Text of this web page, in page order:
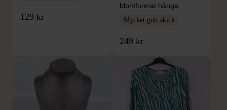
129 kr
blomformat hänge
Mycket gott skick
249 kr